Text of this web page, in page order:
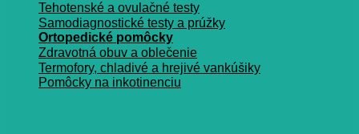
Tehotenské a ovulačné testy
Samodiagnostické testy a prúžky
Ortopedické pomôcky
Zdravotná obuv a oblečenie
Termofory, chladivé a hrejivé vankúšiky
Pomôcky na inkotinenciu